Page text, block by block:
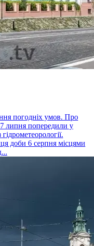
погодніх умов. Про
7 липня попередили у
доби 6 серпня місцями